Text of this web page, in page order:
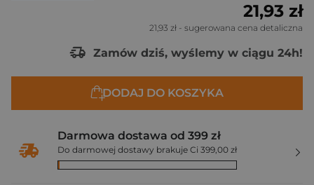
21,93 zł
21,93 zł - sugerowana cena detaliczna
Zamów dziś, wyślemy w ciągu 24h!
DODAJ DO KOSZYKA
Darmowa dostawa od 399 zł
Do darmowej dostawy brakuje Ci 399,00 zł